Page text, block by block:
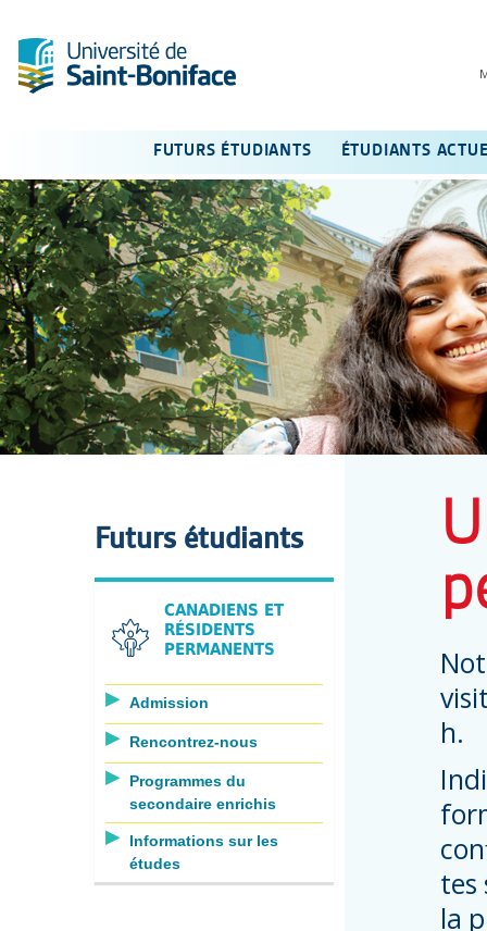
FUTURS ÉTUDIANTS ÉTUDIANTS
h.
tes
la
Futurs étudiants
CANADIENS ET
RÉSIDENTS
PERMANENTS
Admission
Rencontrez-nous
Programmes du
secondaire enrichis
Informations sur les
études